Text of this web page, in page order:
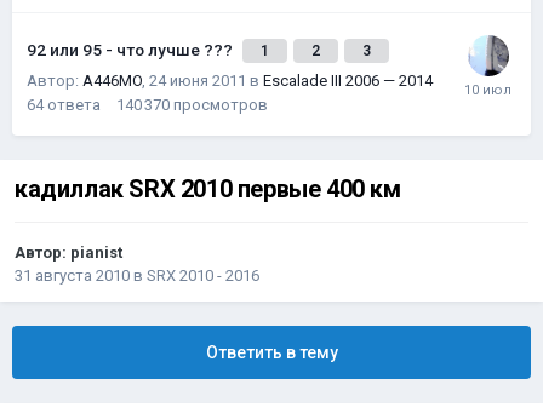
92 или 95 - что лучше ??? 1 2 3
Автор: A446MO, 24 июня 2011 в Escalade III 2006 — 2014
64 ответа 140 370 просмотров
кадиллак SRX 2010 первые 400 км
Автор: pianist
31 августа 2010 в SRX 2010 - 2016
Ответить в тему